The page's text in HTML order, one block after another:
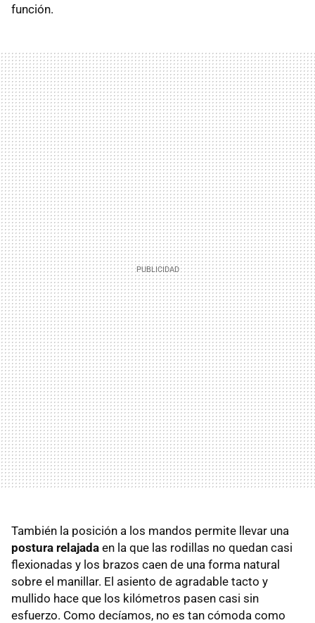
función.
También la posición a los mandos permite llevar una
postura relajada en la que las rodillas no quedan casi
flexionadas y los brazos caen de una forma natural
sobre el manillar. El asiento de agradable tacto y
mullido hace que los kilómetros pasen casi sin
esfuerzo. Como decíamos, no es tan cómoda como